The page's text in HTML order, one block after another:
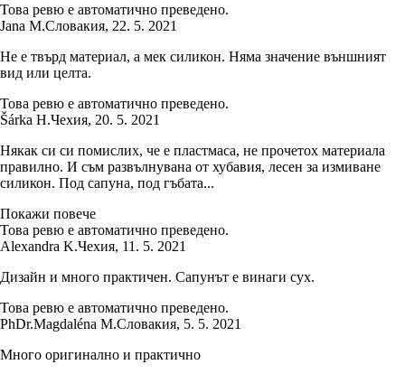
Това ревю е автоматично преведено.
Jana M.Словакия, 22. 5. 2021
Не е твърд материал, а мек силикон. Няма значение външният
вид или целта.
Това ревю е автоматично преведено.
Šárka H.Чехия, 20. 5. 2021
Някак си си помислих, че е пластмаса, не прочетох материала
правилно. И съм развълнувана от хубавия, лесен за измиване
силикон. Под сапуна, под гъбата...
Покажи повече
Това ревю е автоматично преведено.
Alexandra K.Чехия, 11. 5. 2021
Дизайн и много практичен. Сапунът е винаги сух.
Това ревю е автоматично преведено.
PhDr.Magdaléna M.Словакия, 5. 5. 2021
Много оригинално и практично